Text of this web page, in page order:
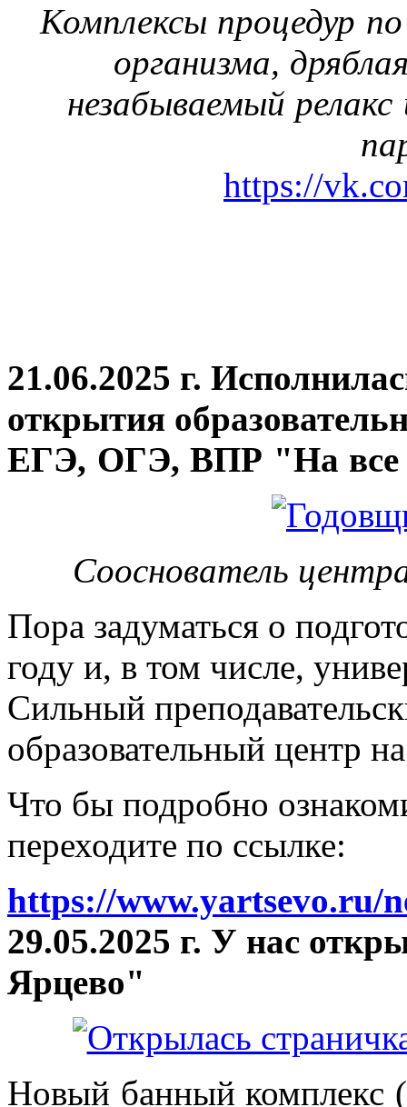
Комплексы процедур
организма,
незабываемый
https://
21.06.2025 г.
открытия
ЕГЭ, ОГЭ, ВПР "На все
Сооснователь
Пора задуматься о
году и, в том числе,
Сильный
образовательный центр
Что бы подробно
переходите по ссылке:
https://www.yartsevo.ru/
29.05.2025 г. У нас
Ярцево"
Новый банный комплекс